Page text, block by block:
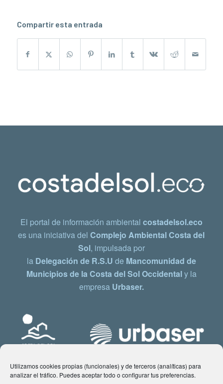
Utilizamos cookies propias (funcionales) y de terceros (analíticas) para
analizar el tráfico. Puedes aceptar todo o configurar tus preferencias.
Compartir esta entrada
El portal de información ambiental costadelsol.eco
es una iniciativa delComplejo Ambiental Costa del
Sol, impulsada por
la Delegación de R.S.U de Mancomunidad de
Municipios de la Costa del Sol Occidentaly la
empresa Urbaser.